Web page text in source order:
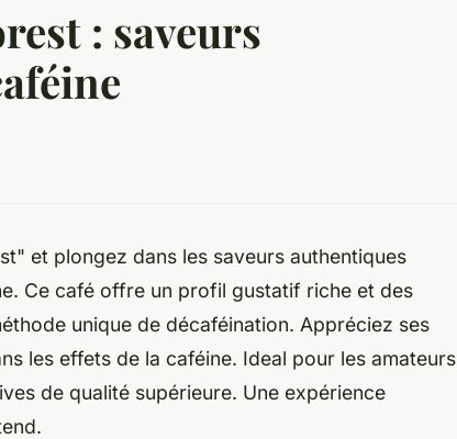
: saveurs
et plongez dans les saveurs authentiques
Ce café offre un profil gustatif riche et des
unique de décaféination. Appréciez ses
les effets de la caféine. Ideal pour les amateurs
de qualité supérieure. Une expérience